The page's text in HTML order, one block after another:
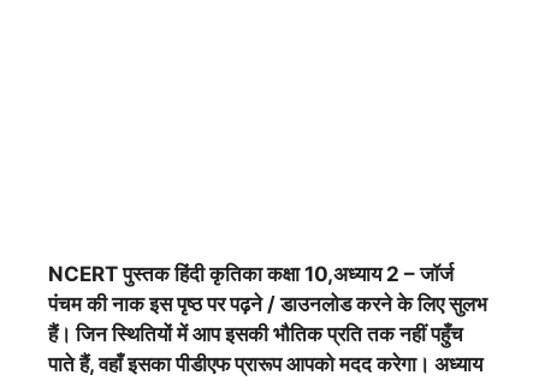
NCERT पुस्तक हिंदी कृतिका कक्षा 10,अध्याय 2 – जॉर्ज
पंचम की नाक इस पृष्ठ पर पढ़ने / डाउनलोड करने के लिए सुलभ
हैं। जिन स्थितियों में आप इसकी भौतिक प्रति तक नहीं पहुँच
पाते हैं, वहाँ इसका पीडीएफ प्रारूप आपको मदद करेगा। अध्याय